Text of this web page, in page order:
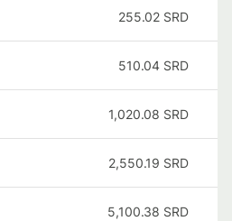
255.02 SRD
510.04 SRD
1,020.08 SRD
2,550.19 SRD
5,100.38 SRD